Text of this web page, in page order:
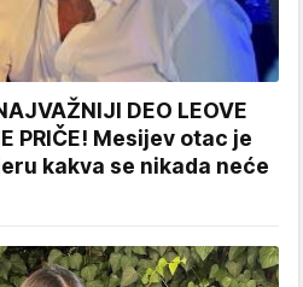
DEO LEOVE
PRIČE! Mesijev otac je
kakva se nikada neće